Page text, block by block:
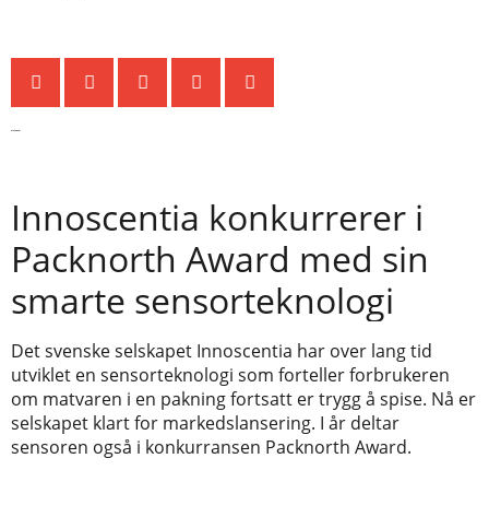
Siste nytt
Innoscentia konkurrerer i
Packnorth Award med sin
smarte sensorteknologi
Det svenske selskapet Innoscentia har over lang tid
utviklet en sensorteknologi som forteller forbrukeren
om matvaren i en pakning fortsatt er trygg å spise. Nå er
selskapet klart for markedslansering. I år deltar
sensoren også i konkurransen Packnorth Award.